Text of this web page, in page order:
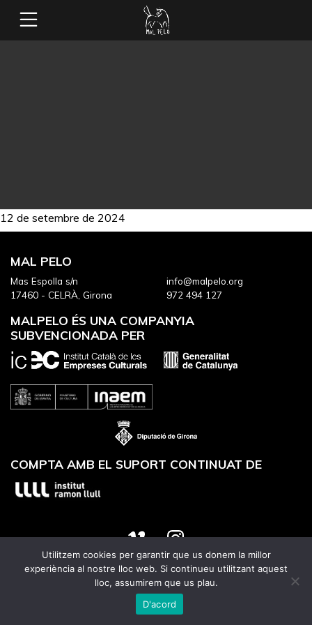
12 de setembre de 2024
MAL PELO
Mas Espolla s/n
17460 - CELRÀ, Girona
info@malpelo.org
972 494 127
MALPELO ÉS UNA COMPANYIA
SUBVENCIONADA PER
COMPTA AMB EL SUPORT CONTINUAT DE
Website designed byUtrans
Utilitzem cookies per garantir que us donem la millor
experiència al nostre lloc web. Si continueu utilitzant aquest
lloc, assumirem que us plau.
D'acord